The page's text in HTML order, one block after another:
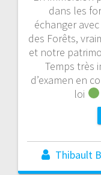
dans les
échanger
des Forêts,
et notre
Temps très
d’examen en
loi
Thibault